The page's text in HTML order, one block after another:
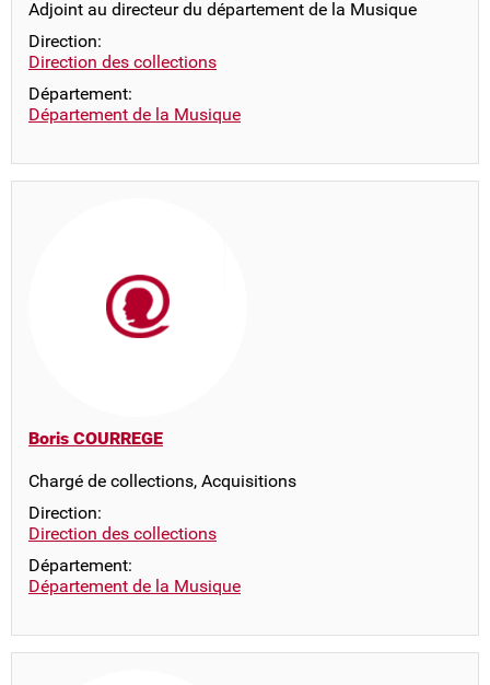
Adjoint au directeur du département de la Musique
Direction:
Direction des collections
Département:
Département de la Musique
Boris COURREGE
Chargé de collections, Acquisitions
Direction:
Direction des collections
Département:
Département de la Musique